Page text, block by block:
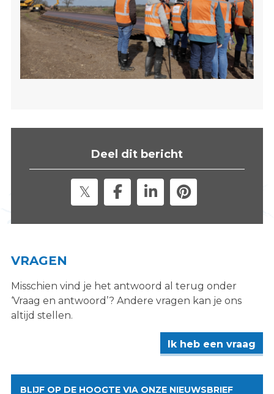
Deel dit bericht
VRAGEN
Misschien vind je het antwoord al terug onder
‘Vraag en antwoord’? Andere vragen kan je ons
altijd stellen.
Ik heb een vraag
BLIJF OP DE HOOGTE VIA ONZE NIEUWSBRIEF